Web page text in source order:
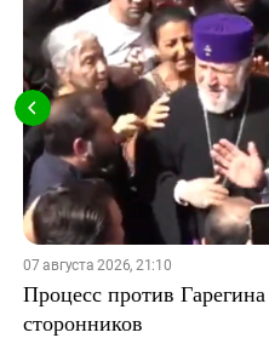
07 августа 2026, 21:10
Процесс против
сторонников